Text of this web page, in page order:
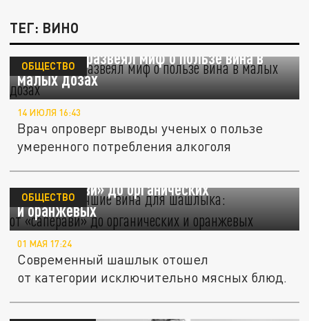
ТЕГ: ВИНО
Кардиолог развеял миф о пользе вина в
малых дозах
ОБЩЕСТВО
14 ИЮЛЯ 16:43
Врач опроверг выводы ученых о пользе
умеренного потребления алкоголя
Названы лучшие вина для шашлыка:
от «саперави» до органических
и оранжевых
ОБЩЕСТВО
01 МАЯ 17:24
Современный шашлык отошел
от категории исключительно мясных блюд.